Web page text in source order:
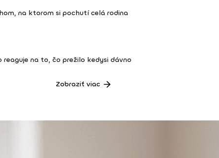
na ktorom si pochutí celá rodina
na to, čo prežilo kedysi dávno
Zobraziť viac